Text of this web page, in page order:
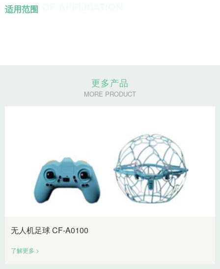
适用范围
SCOPE OF APPLICATION
更多产品
MORE PRODUCT
无人机足球 CF-A0100
了解更多 >